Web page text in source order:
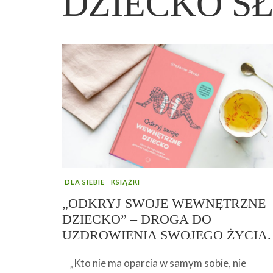
WIELKANOCNA BABKA DROŻDŻOWA –
„TRZYGODZINNA”
„PRZEMIANA” PODRÓŻ DO SIŁY I
WOLNOŚCI :)
GENIALNY ZAKWAS Z BURAKÓW
ROBOTY – WZMACNIA KREW I
AFIRMACJE – TWORZENIE DOBREGO
ŻYCIA!
DLA SIEBIE KSIĄŻKI
„ODKRYJ SWOJE WEWNĘTRZNE
DZIECKO” – DROGA DO
UZDROWIENIA SWOJEGO ŻYCIA.
„Kto nie ma oparcia w samym sobie, nie